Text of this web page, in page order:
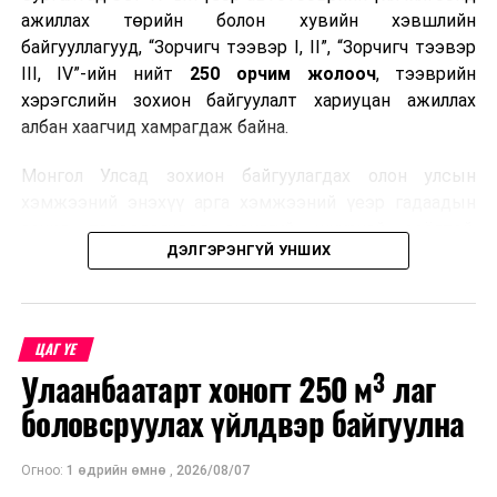
ажиллах төрийн болон хувийн хэвшлийн
байгууллагууд, “Зорчигч тээвэр I, II”, “Зорчигч тээвэр
III, IV”-ийн нийт 250 орчим жолооч, тээврийн
хэрэгслийн зохион байгуулалт хариуцан ажиллах
албан хаагчид хамрагдаж байна.
Монгол Улсад зохион байгуулагдах олон улсын
зочид, төлөөлөгчдөд аюулгүй, шуурхай, соёлтой,
мэргэжлийн түвшинд тээврийн үйлчилгээ үзүүлэх
зохион байгуулалтын онцлог, зочид, төлөөлөгчдийн
ангилал, үйлчилгээний стандарт, жолооч нарын үүрэг
хариуцлага, сахилга бат, үйлчилгээний соёл, ёс зүй,
мэргэжлийн харилцааны талаар нэгдсэн мэдээлэл
өгчээ.
ДЭЛГЭРЭНГҮЙ УНШИХ
ЦАГ ҮЕ
Улаанбаатарт хоногт 250 м³ лаг
боловсруулах үйлдвэр байгуулна
Огноо: 1 өдрийн өмнө , 2026/08/07